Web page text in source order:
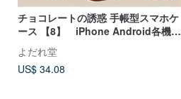
チョコレートの誘惑 手帳型スマホケ
ース 【8】 iPhone Android各機種
対応 ハイクオリティタイプ
よだれ堂
US$ 34.08